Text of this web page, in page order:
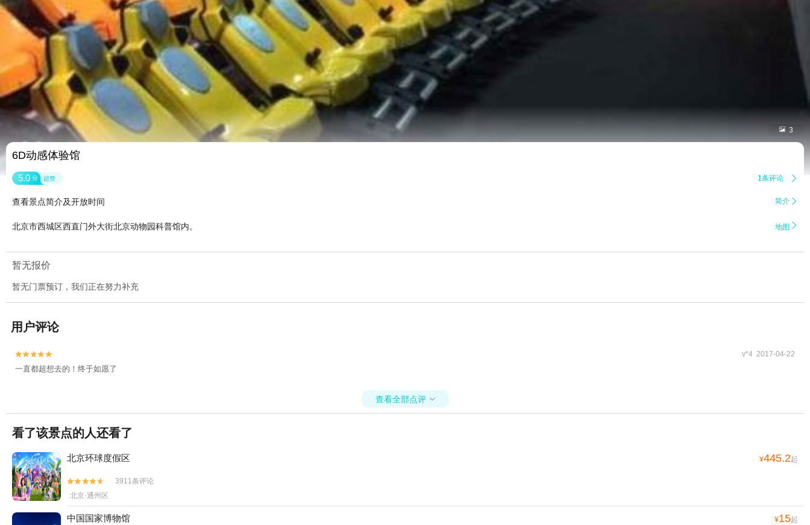
 3
6D动感体验馆
5.0 分 超赞 1条评论 
查看景点简介及开放时间 简介 
北京市西城区西直门外大街北京动物园科普馆内。 地图 
暂无报价
暂无门票预订，我们正在努力补充
用户评论

 v*4 2017-04-22
一直都超想去的！终于如愿了
查看全部点评 
看了该景点的人还看了
北京环球度假区 ¥445.2起


3911条评论
北京·通州区
中国国家博物馆 ¥15起